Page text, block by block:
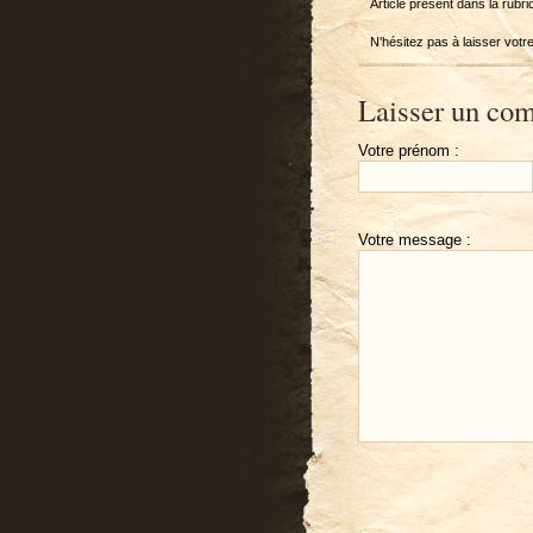
Article présent dans la
N'hésitez pas à laisser
Laisser un
Votre prénom :
Votre message :